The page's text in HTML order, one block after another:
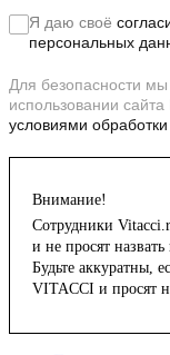
Я даю своё
персональных
Для безопасности
использовании
условиями
Внимание!
Сотрудники
и не просят
Будьте аккуратны,
VITACCI и просят